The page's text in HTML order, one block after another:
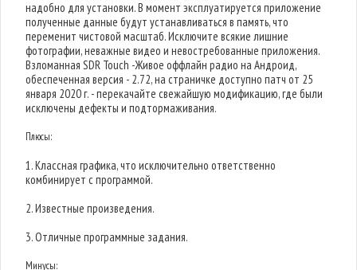
надобно для установки. В момент эксплуатируется приложение
полученные данные будут устанавливаться в память, что
переменит чистовой масштаб. Исключите всякие лишние
фотографии, неважные видео и невостребованные приложения.
Взломанная SDR Touch -Живое оффлайн радио на Андроид,
обеспеченная версия - 2.72, на страничке доступно патч от 25
января 2020 г. - перекачайте свежайшую модификацию, где были
исключены дефекты и подтормаживания.
Плюсы:
1. Классная графика, что исключительно ответственно
комбинирует с программой.
2. Известные произведения.
3. Отличные программные задания.
Минусы: